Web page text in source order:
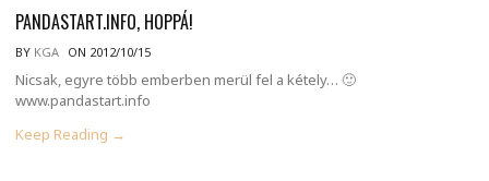
PANDASTART.INFO, HOPPÁ!
BY KGA ON 2012/10/15
Nicsak, egyre több emberben merül fel a kétely… 🙂
www.pandastart.info
Keep Reading →